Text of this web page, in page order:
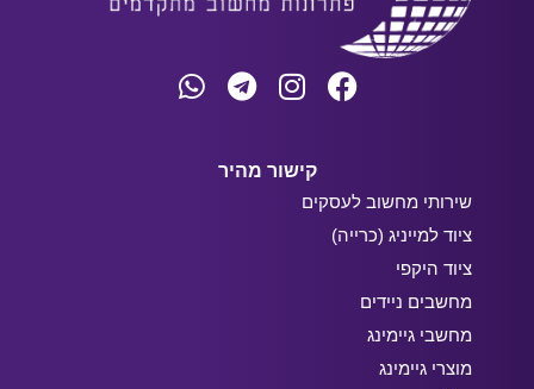
קישור מהיר
שירותי מחשוב לעסקים
ציוד למייניג (כרייה)
ציוד היקפי
מחשבים ניידים
מחשבי גיימינג
מוצרי גיימינג